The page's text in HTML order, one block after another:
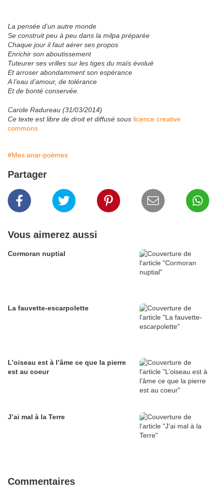
La pensée d’un autre monde
Se construit peu à peu dans la milpa préparée
Chaque jour il faut aérer ses propos
Enrichir son aboutissement
Tuteurer ses vrilles sur les tiges du maïs évolué
Et arroser abondamment son espérance
A l’eau d’amour, de tolérance
Et de bonté conservée.
Carole Radureau (31/03/2014)
Ce texte est libre de droit et diffusé sous licence creative
commons
#Mes anar-poèmes
Partager
Vous aimerez aussi
Cormoran nuptial
La fauvette-escarpolette
L’oiseau est à l’âme ce que la pierre
est au coeur
J’ai mal à la Terre
Commentaires